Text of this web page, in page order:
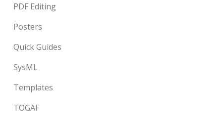
PDF Editing
Posters
Quick Guides
SysML
Templates
TOGAF